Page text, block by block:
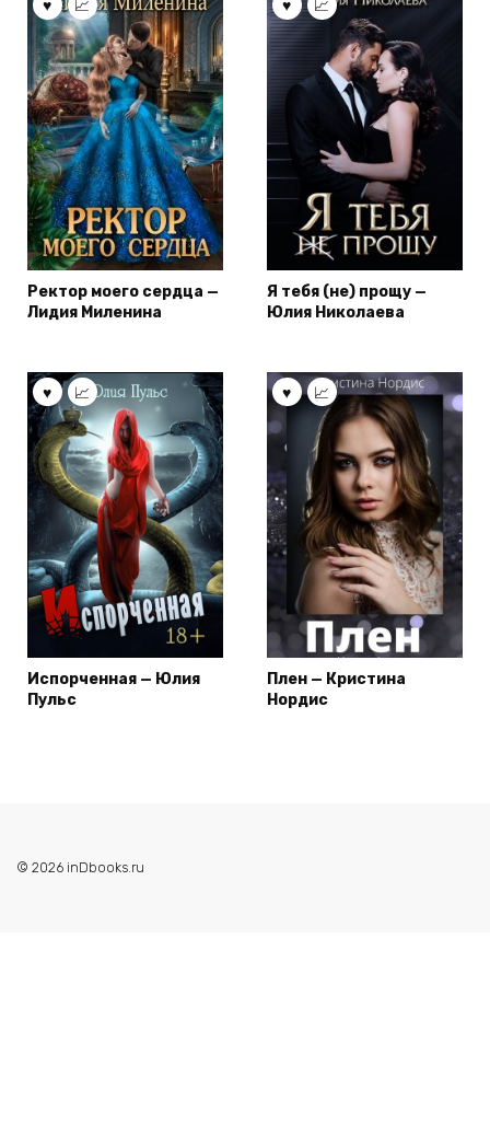
Ректор моего сердца —
Лидия Миленина
Я тебя (не) прощу —
Юлия Николаева
Испорченная — Юлия
Пульс
Плен — Кристина
Нордис
© 2026 inDbooks.ru